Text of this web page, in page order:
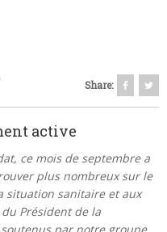
Share:
active
ce mois de septembre a
plus nombreux sur le
situation sanitaire et aux
Président de la